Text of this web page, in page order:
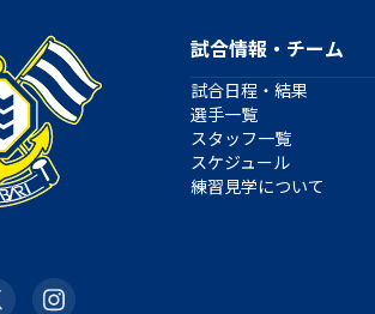
試合情報・チーム
試合日程・結果
選手一覧
スタッフ一覧
スケジュール
練習見学について